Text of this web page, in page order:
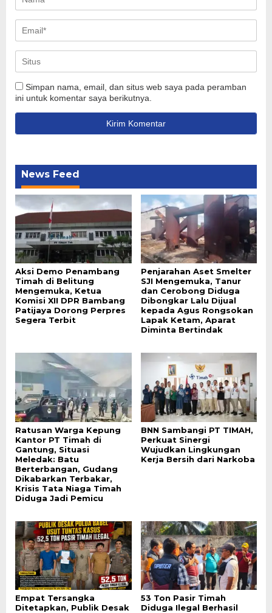
Simpan nama, email, dan situs web saya pada peramban
ini untuk komentar saya berikutnya.
News Feed
Aksi Demo Penambang
Timah di Belitung
Mengemuka, Ketua
Komisi XII DPR Bambang
Patijaya Dorong Perpres
Segera Terbit
Penjarahan Aset Smelter
SJI Mengemuka, Tanur
dan Cerobong Diduga
Dibongkar Lalu Dijual
kepada Agus Rongsokan
Lapak Ketam, Aparat
Diminta Bertindak
Ratusan Warga Kepung
Kantor PT Timah di
Gantung, Situasi
Meledak: Batu
Berterbangan, Gudang
Dikabarkan Terbakar,
Krisis Tata Niaga Timah
Diduga Jadi Pemicu
BNN Sambangi PT TIMAH,
Perkuat Sinergi
Wujudkan Lingkungan
Kerja Bersih dari Narkoba
Empat Tersangka
Ditetapkan, Publik Desak
53 Ton Pasir Timah
Diduga Ilegal Berhasil